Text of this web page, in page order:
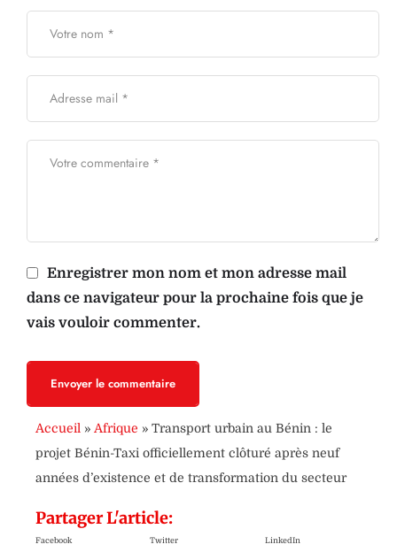
Enregistrer mon nom et mon adresse mail
dans ce navigateur pour la prochaine fois que je
vais vouloir commenter.
Envoyer le commentaire
Accueil » Afrique » Transport urbain au Bénin : le
projet Bénin-Taxi officiellement clôturé après neuf
années d’existence et de transformation du secteur
Partager L'article:
Facebook Twitter LinkedIn